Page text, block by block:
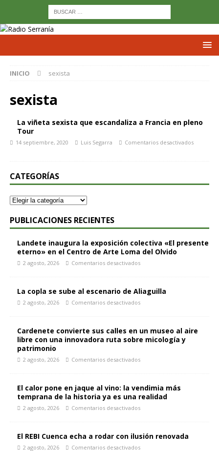
INICIO sexista
sexista
La viñeta sexista que escandaliza a Francia en pleno
Tour
14 septiembre, 2020 Luis Segarra Comentarios desactivados
CATEGORÍAS
PUBLICACIONES RECIENTES
Landete inaugura la exposición colectiva «El presente
eterno» en el Centro de Arte Loma del Olvido
2 agosto, 2026 Comentarios desactivados
La copla se sube al escenario de Aliaguilla
2 agosto, 2026 Comentarios desactivados
Cardenete convierte sus calles en un museo al aire
libre con una innovadora ruta sobre micología y
patrimonio
2 agosto, 2026 Comentarios desactivados
El calor pone en jaque al vino: la vendimia más
temprana de la historia ya es una realidad
2 agosto, 2026 Comentarios desactivados
El REBI Cuenca echa a rodar con ilusión renovada
2 agosto, 2026 Comentarios desactivados